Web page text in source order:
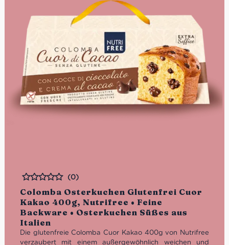
Colomba Osterkuchen Glutenfrei Cuor
Kakao 400g, Nutrifree • Feine
Backware • Osterkuchen Süßes aus
Italien
Bewertet
(0)
Die glutenfreie Colomba Cuor Kakao 400g von Nutrifree
verzaubert mit einem außergewöhnlich weichen und